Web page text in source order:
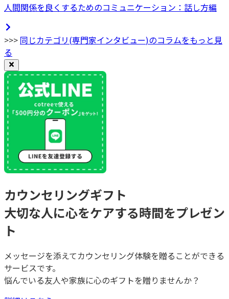
人間関係を良くするためのコミュニケーション：話し方編
>>> 同じカテゴリ(専門家インタビュー)のコラムをもっと見
る
カウンセリングギフト
大切な人に心をケアする時間をプレゼン
ト
メッセージを添えてカウンセリング体験を贈ることができる
サービスです。
悩んでいる友人や家族に心のギフトを贈りませんか？